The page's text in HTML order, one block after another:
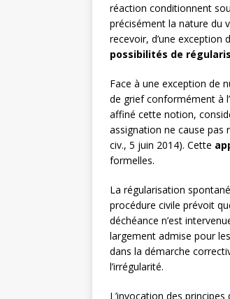
réaction conditionnent
précisément la nature du
recevoir, d’une exception
possibilités de
Face à une exception de
de grief conformément à
affiné cette notion,
assignation ne cause pas
civ., 5 juin 2014). Cette
formelles.
La régularisation
procédure civile prévoit
déchéance n’est
largement admise pour
dans la démarche
l’irrégularité.
L’invocation des